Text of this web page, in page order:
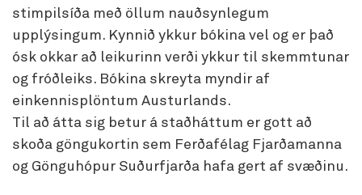
stimpilsíða með öllum nauðsynlegum
upplýsingum. Kynnið ykkur bókina vel og er það
ósk okkar að leikurinn verði ykkur til skemmtunar
og fróðleiks. Bókina skreyta myndir af
einkennisplöntum Austurlands.
Til að átta sig betur á staðháttum er gott að
skoða göngukortin sem Ferðafélag Fjarðamanna
og Gönguhópur Suðurfjarða hafa gert af svæðinu.